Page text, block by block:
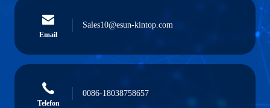
Email
Sales10@esun-kintop.com
Telefon
0086-18038758657